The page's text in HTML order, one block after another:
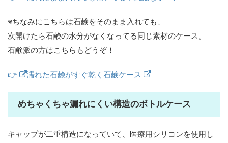
※ちなみにこちらは石鹸をそのまま入れても、
次開けたら石鹸の水分がなくなってる同じ素材のケース。
石鹸派の方はこちらもどうぞ！
👉 濡れた石鹸がすぐ乾く石鹸ケース
めちゃくちゃ漏れにくい構造のボトルケース
キャップが二重構造になっていて、医療用シリコンを使用し